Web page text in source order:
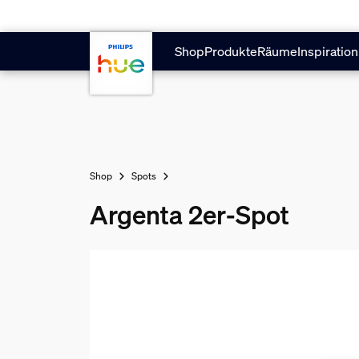
ShopProdukteRäumeInspiration
Shop Spots
Argenta 2er-Spot